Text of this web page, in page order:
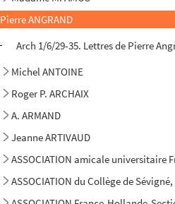
Pierre ANGRAND
Arch 1/6/29-35. Lettres de Pierre
Michel ANTOINE
Roger P. ARCHAIX
A. ARMAND
Jeanne ARTIVAUD
ASSOCIATION amicale universitaire
ASSOCIATION du Collège de